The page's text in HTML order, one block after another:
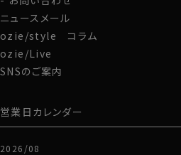
ニュースメール
ozie/style コラム
ozie/Live
SNSのご案内
営業日カレンダー
2026/08